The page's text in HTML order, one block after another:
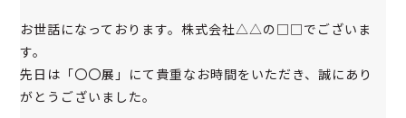
お世話になっております。株式会社△△の□□でございま
す。
先日は「〇〇展」にて貴重なお時間をいただき、誠にあり
がとうございました。